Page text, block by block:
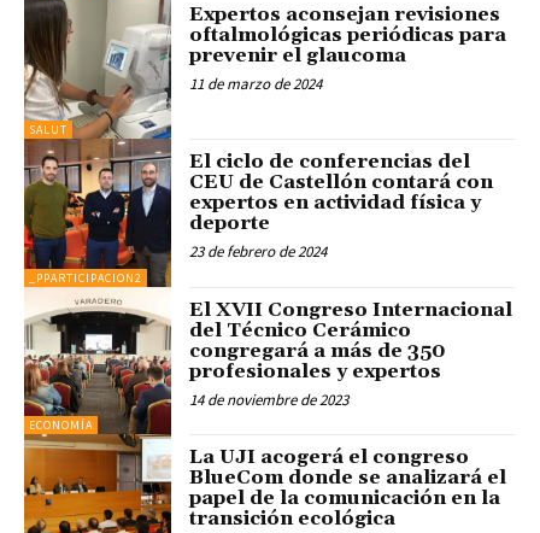
SALUT
Expertos aconsejan revisiones
oftalmológicas periódicas para
prevenir el glaucoma
11 de marzo de 2024
_PPARTICIPACION2
El ciclo de conferencias del
CEU de Castellón contará con
expertos en actividad física y
deporte
23 de febrero de 2024
ECONOMÍA
El XVII Congreso Internacional
del Técnico Cerámico
congregará a más de 350
profesionales y expertos
14 de noviembre de 2023
La UJI acogerá el congreso
BlueCom donde se analizará el
papel de la comunicación en la
transición ecológica